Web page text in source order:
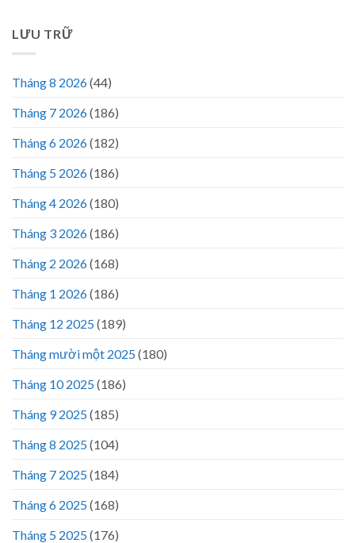
LƯU TRỮ
Tháng 8 2026(44)
Tháng 7 2026(186)
Tháng 6 2026(182)
Tháng 5 2026(186)
Tháng 4 2026(180)
Tháng 3 2026(186)
Tháng 2 2026(168)
Tháng 1 2026(186)
Tháng 12 2025(189)
Tháng mười một 2025(180)
Tháng 10 2025(186)
Tháng 9 2025(185)
Tháng 8 2025(104)
Tháng 7 2025(184)
Tháng 6 2025(168)
Tháng 5 2025(176)